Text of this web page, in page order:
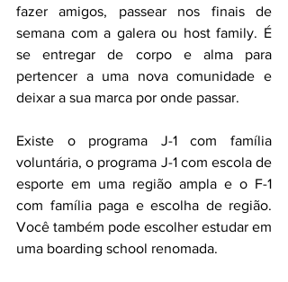
fazer amigos, passear nos finais de
semana com a galera ou host family. É
se entregar de corpo e alma para
pertencer a uma nova comunidade e
deixar a sua marca por onde passar.
Existe o programa J-1 com família
voluntária, o programa J-1 com escola de
esporte em uma região ampla e o F-1
com família paga e escolha de região.
Você também pode escolher estudar em
uma boarding school renomada.